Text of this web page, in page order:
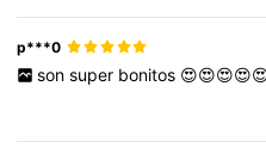
p***0
son super bonitos